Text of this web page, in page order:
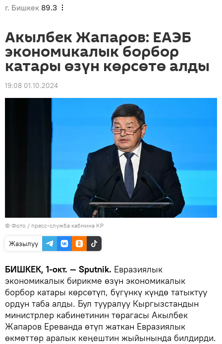
г. Бишкек 89.3
Акылбек Жапаров: ЕАЭБ
экономикалык борбор
катары өзүн көрсөтө алды
19:08 01.10.2024
© Фото / пресс-служба кабмина КР
Жазылуу
БИШКЕК, 1-окт. — Sputnik. Евразиялык
экономикалык бирикме өзүн экономикалык
борбор катары көрсөтүп, бүгүнкү күндө татыктуу
ордун таба алды. Бул тууралуу Кыргызстандын
министрлер кабинетинин төрагасы Акылбек
Жапаров Ереванда өтүп жаткан Евразиялык
өкмөттөр аралык кеңештин жыйынында билдирди.